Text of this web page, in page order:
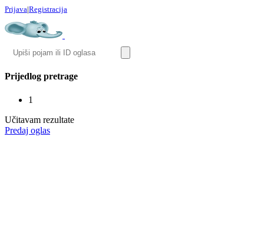
Prijava|Registracija
Prijedlog pretrage
1
Učitavam rezultate
Predaj oglas